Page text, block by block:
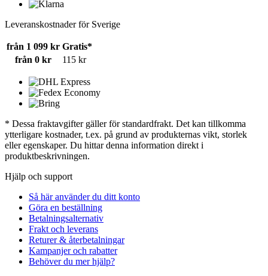
Leveranskostnader för Sverige
från 1 099 kr Gratis*
från 0 kr
115 kr
* Dessa fraktavgifter gäller för standardfrakt. Det kan tillkomma
ytterligare kostnader, t.ex. på grund av produkternas vikt, storlek
eller egenskaper. Du hittar denna information direkt i
produktbeskrivningen.
Hjälp och support
Så här använder du ditt konto
Göra en beställning
Betalningsalternativ
Frakt och leverans
Returer & återbetalningar
Kampanjer och rabatter
Behöver du mer hjälp?